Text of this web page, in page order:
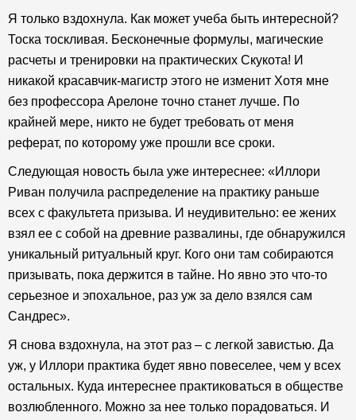
Я только вздохнула. Как может учеба быть интересной?
Тоска тоскливая. Бесконечные формулы, магические
расчеты и тренировки на практических Скукота! И
никакой красавчик-магистр этого не изменит Хотя мне
без профессора Арелоне точно станет лучше. По
крайней мере, никто не будет требовать от меня
реферат, по которому уже прошли все сроки.
Следующая новость была уже интереснее: «Иллори
Риван получила распределение на практику раньше
всех с факультета призыва. И неудивительно: ее жених
взял ее с собой на древние развалины, где обнаружился
уникальный ритуальный круг. Кого они там собираются
призывать, пока держится в тайне. Но явно это что-то
серьезное и эпохальное, раз уж за дело взялся сам
Сандрес».
Я снова вздохнула, на этот раз – с легкой завистью. Да
уж, у Иллори практика будет явно повеселее, чем у всех
остальных. Куда интереснее практиковаться в обществе
возлюбленного. Можно за нее только порадоваться. И